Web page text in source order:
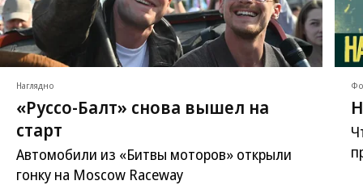
Наглядно
«Руссо-Балт» снова вышел на
старт
Автомобили из «Битвы моторов» открыли
гонку на Moscow Raceway